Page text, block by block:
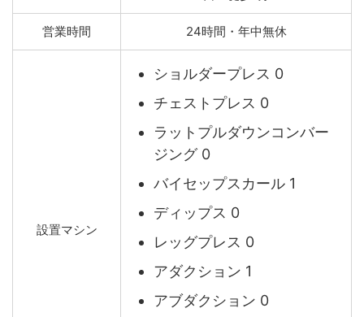
営業時間 24時間・年中無休
設置マシン
ショルダープレス 0
チェストプレス 0
ラットプルダウンコンバー
ジング 0
バイセップスカール 1
ディップス 0
レッグプレス 0
アダクション 1
アブダクション 0